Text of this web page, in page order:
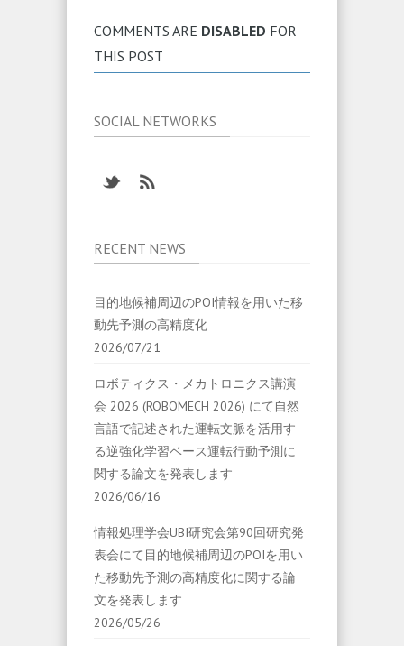
COMMENTS ARE DISABLED FOR
THIS POST
SOCIAL NETWORKS
RECENT NEWS
目的地候補周辺のPOI情報を用いた移
動先予測の高精度化
2026/07/21
ロボティクス・メカトロニクス講演
会 2026 (ROBOMECH 2026) にて自然
言語で記述された運転文脈を活用す
る逆強化学習ベース運転行動予測に
関する論文を発表します
2026/06/16
情報処理学会UBI研究会第90回研究発
表会にて目的地候補周辺のPOIを用い
た移動先予測の高精度化に関する論
文を発表します
2026/05/26